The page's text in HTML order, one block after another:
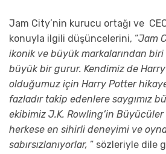
Jam City’nin kurucu ortağı ve
konuyla ilgili düşüncelerini, “Jam
ikonik ve büyük markalarından
büyük bir gurur. Kendimiz de
olduğumuz için Harry Potter
fazladır takip edenlere saygımız
ekibimiz J.K. Rowling’in Büyücüler
herkese en sihirli deneyimi ve
sabırsızlanıyorlar, ” sözleriyle dile